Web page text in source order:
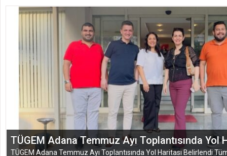
EĞİTİM-BİR-SEN ADANA ŞUBESİ’NDEN
VEFA VE DAYANIŞMA ÇIKARMASI